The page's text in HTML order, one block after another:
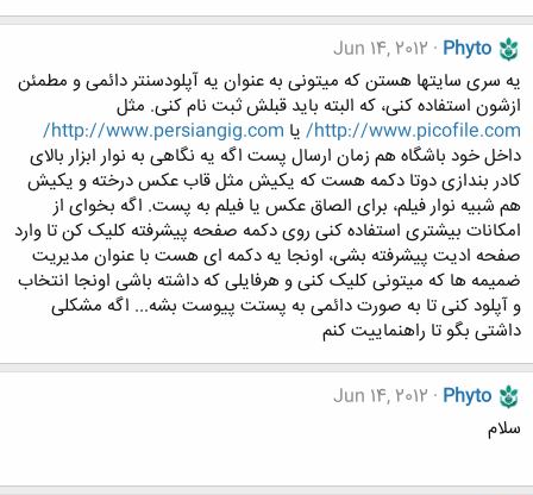
Phyto
Jun 14, 2012
یه سری سایتها هستن که میتونی به عنوان یه آپلودسنتر دائمی و مطمئن
ازشون استفاده کنی، که البته باید قبلش ثبت نام کنی. مثل
http://www.picofile.com/ یا http://www.persiangig.com/
داخل خود باشگاه هم زمان ارسال پست اگه یه نگاهی به نوار ابزار بالای
کادر بندازی دوتا دکمه هست که یکیش مثل قاب عکس درخته و یکیش
هم شبیه نوار فیلم، برای الصاق عکس یا فیلم به پست. اگه بخوای از
امکانات بیشتری استفاده کنی روی دکمه صفحه پیشرفته کلیک کن تا وارد
صفحه ادیت پیشرفته بشی، اونجا یه دکمه ای هست با عنوان مدیریت
ضمیمه ها که میتونی کلیک کنی و هرفایلی که داشته باشی اونجا انتخاب
و آپلود کنی تا به صورت دائمی به پستت پیوست بشه... اگه مشکلی
داشتی بگو تا راهنماییت کنم
Phyto
Jun 14, 2012
سلام